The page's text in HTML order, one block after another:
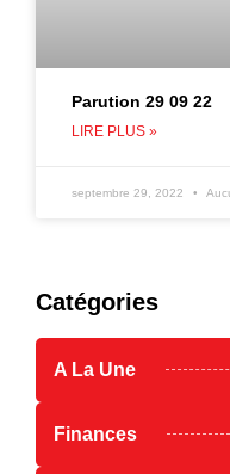
Parution 29 09 22
LIRE PLUS »
septembre 29, 2022
Catégories
A La Une
Finances